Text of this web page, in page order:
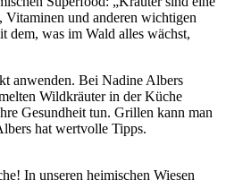
Vitaminen und anderen wichtigen
dem, was im Wald alles wächst,
anwenden. Bei Nadine Albers
Wildkräuter in der Küche
Gesundheit tun. Grillen kann man
hat wertvolle Tipps.
In unseren heimischen Wiesen